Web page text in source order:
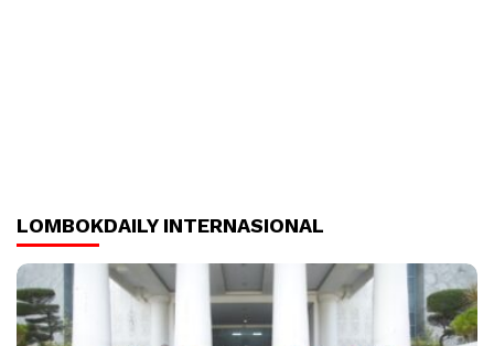
LOMBOKDAILY INTERNASIONAL